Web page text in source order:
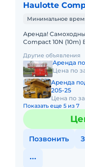
Haulotte
Минимальное
Аренда!
Compact 10N
платформы:
Другие объявления
Аренда
Цена по
Аренда
205-25
Цена по
Показать еще 5 из 7
Позвонить